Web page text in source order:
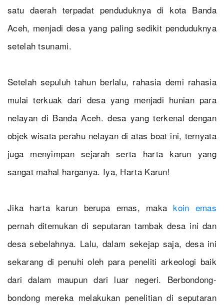
satu daerah terpadat penduduknya di kota Banda
Aceh, menjadi desa yang paling sedikit penduduknya
setelah tsunami.
Setelah sepuluh tahun berlalu, rahasia demi rahasia
mulai terkuak dari desa yang menjadi hunian para
nelayan di Banda Aceh. desa yang terkenal dengan
objek wisata perahu nelayan di atas boat ini, ternyata
juga menyimpan sejarah serta harta karun yang
sangat mahal harganya. Iya, Harta Karun!
Jika harta karun berupa emas, maka koin emas
pernah ditemukan di seputaran tambak desa ini dan
desa sebelahnya. Lalu, dalam sekejap saja, desa ini
sekarang di penuhi oleh para peneliti arkeologi baik
dari dalam maupun dari luar negeri. Berbondong-
bondong mereka melakukan penelitian di seputaran